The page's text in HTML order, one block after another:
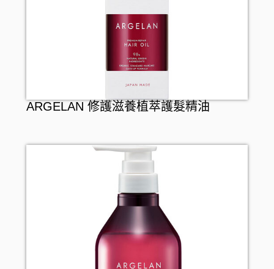
ARGELAN 修護滋養植萃護髮精油